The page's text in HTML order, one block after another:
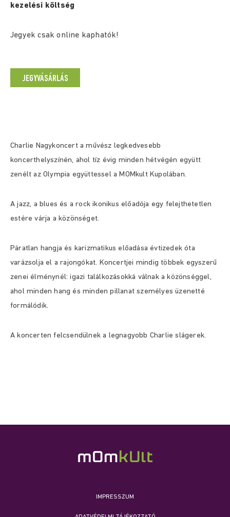
kezelési költség
Jegyek csak online kaphatók!
JEGYVÁSÁRLÁS
Charlie Nagykoncert a művész legkedvesebb
koncerthelyszínén, ahol tíz évig minden hétvégén együtt
zenélt az Olympia együttessel a MOMkult Kupolában.
A jazz, a blues és a rock ikonikus előadója egy felejthetetlen
estére várja a közönséget.
Páratlan hangja és karizmatikus előadása évtizedek óta
varázsolja el a rajongókat. Koncertjei mindig többek egyszerű
zenei élménynél: igazi találkozásokká válnak a közönséggel,
ahol minden hang és minden pillanat személyes üzenetté
formálódik.
A koncerten felcsendülnek a legnagyobb Charlie slágerek.
IMPRESSZUM